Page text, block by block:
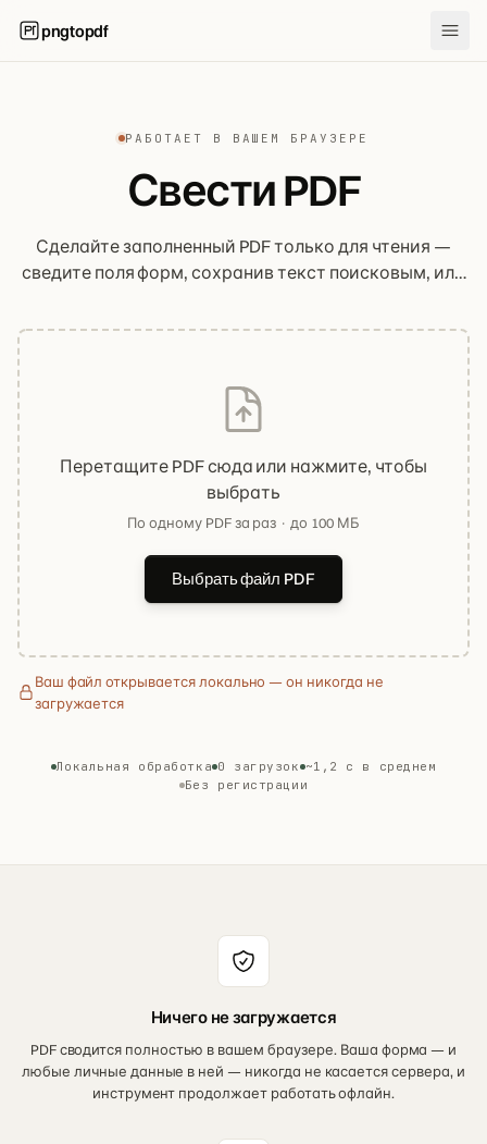
pngtopdf
РАБОТАЕТ В ВАШЕМ БРАУЗЕРЕ
Свести PDF
Сделайте заполненный PDF только для чтения —
сведите поля форм, сохранив текст поисковым, или
никогда не покидает устройство.
Перетащите PDF сюда или нажмите, чтобы
выбрать
По одному PDF за раз · до 100 МБ
Выбрать файл PDF
Ваш файл открывается локально — он никогда не
загружается
Локальная обработка 0 загрузок ~1,2 с в среднем
Без регистрации
Ничего не загружается
PDF сводится полностью в вашем браузере. Ваша форма — и
любые личные данные в ней — никогда не касается сервера, и
инструмент продолжает работать офлайн.